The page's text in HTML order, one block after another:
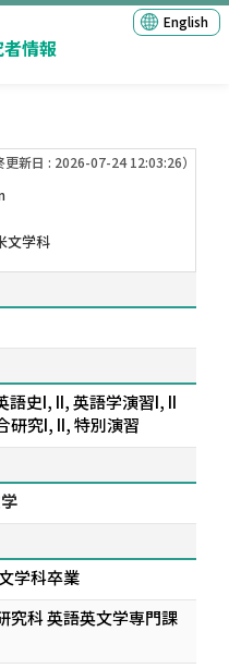
情報
English
更新日 : 2026-07-24 12:03:26）
文学科
史I, II, 英語学演習I, II
研究I, II, 特別演習
学科卒業
究科 英語英文学専門課